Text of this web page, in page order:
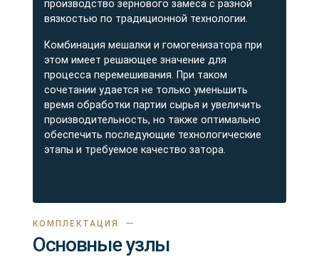
производство зернового замеса с разной
вязкостью по традиционной технологии.
Комбинация мешалки и гомогенизатора при
этом имеет решающее значение для
процесса перемешивания. При таком
сочетании удается не только уменьшить
время обработки партии сырья и увеличить
производительность, но также оптимально
обеспечить последующие технологические
этапы и требуемое качество затора.
КОМПЛЕКТАЦИЯ
Основные узлы